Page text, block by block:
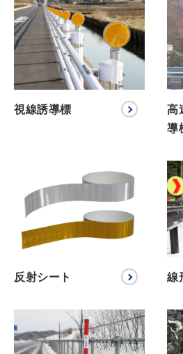
株式会社吾妻製作所 会
内
視線誘導標
高
導
反射シート 線